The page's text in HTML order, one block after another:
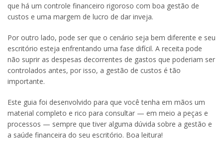
que há um controle financeiro rigoroso com boa gestão de
custos e uma margem de lucro de dar inveja.
Por outro lado, pode ser que o cenário seja bem diferente e seu
escritório esteja enfrentando uma fase difícil. A receita pode
não suprir as despesas decorrentes de gastos que poderiam ser
controlados antes, por isso, a gestão de custos é tão
importante.
Este guia foi desenvolvido para que você tenha em mãos um
material completo e rico para consultar — em meio a peças e
processos — sempre que tiver alguma dúvida sobre a gestão e
a saúde financeira do seu escritório. Boa leitura!